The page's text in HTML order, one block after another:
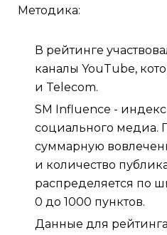
Методика:
В рейтинге
каналы YouTube,
и Telecom.
SM Influence -
социального медиа.
суммарную
и количество
распределяется по
0 до 1000 пунктов.
Данные для